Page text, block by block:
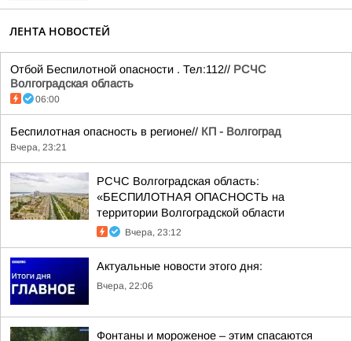
ЛЕНТА НОВОСТЕЙ
Отбой Беспилотной опасности . Тел:112// РСЧС
Волгоградская область
06:00
Беспилотная опасность в регионе// КП - Волгоград
Вчера, 23:21
РСЧС Волгоградская область:
«БЕСПИЛОТНАЯ ОПАСНОСТЬ на
территории Волгоградской области
Вчера, 23:12
Актуальные новости этого дня:
Вчера, 22:06
Фонтаны и мороженое – этим спасаются